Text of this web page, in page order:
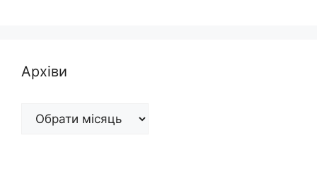
Архіви
Архіви